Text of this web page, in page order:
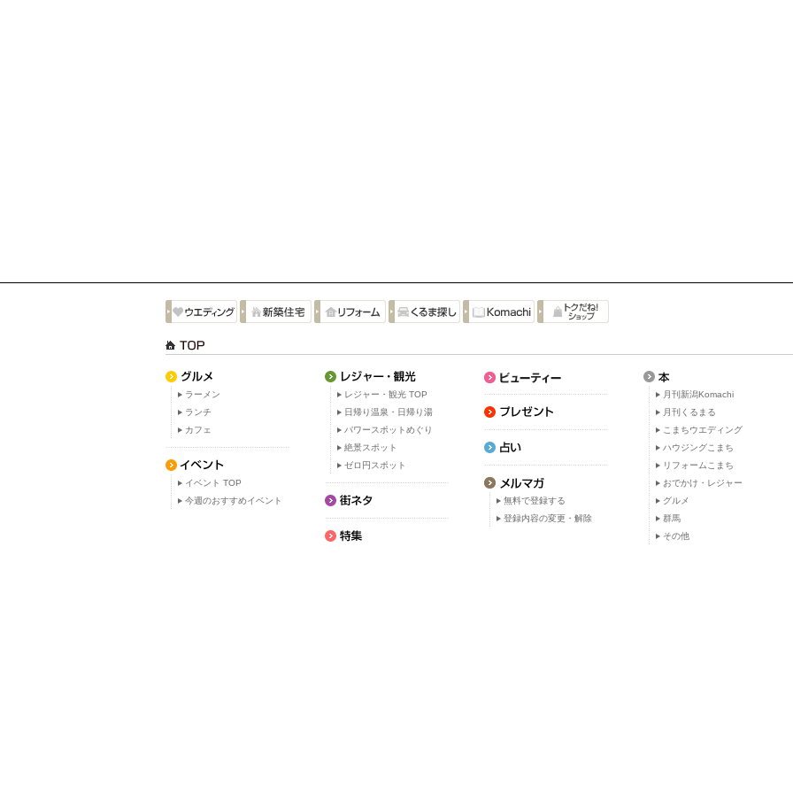
ラーメン
ランチ
カフェ
イベント TOP
今週のおすすめイベント
レジャー・観光 TOP
日帰り温泉・日帰り湯
パワースポットめぐり
絶景スポット
ゼロ円スポット
無料で登録する
登録内容の変更・解除
月刊新潟Komachi
月刊くるまる
こまちウエディング
ハウジングこまち
リフォームこまち
おでかけ・レジャー
グルメ
群馬
その他